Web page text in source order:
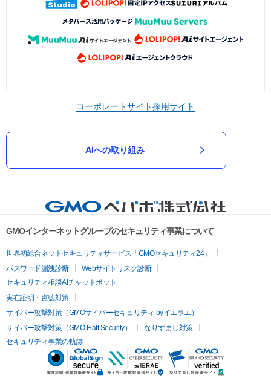
コーポレートサイト採用サイト
AIへの取り組み
GMOインターネットグループのセキュリティ事業について
世界初総合ネットセキュリティサービス「GMOセキュリティ24」
パスワード漏洩診断
Webサイトリスク診断
セキュリティ相談AIチャットボット
実在証明・盗聴対策
サイバー攻撃対策（GMOサイバーセキュリティ byイエラエ）
サイバー攻撃対策（GMO Flatt Security）
なりすまし対策
セキュリティ事業の軌跡